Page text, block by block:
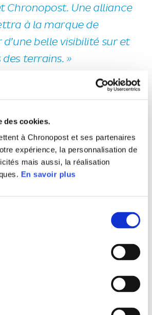
des cookies.
à Chronopost et ses partenaires
expérience, la personnalisation de
mais aussi, la réalisation
En savoir plus
Chronopost. Une alliance
à la marque de
belle visibilité sur et
des terrains. »
Directeur Général de Sportfive